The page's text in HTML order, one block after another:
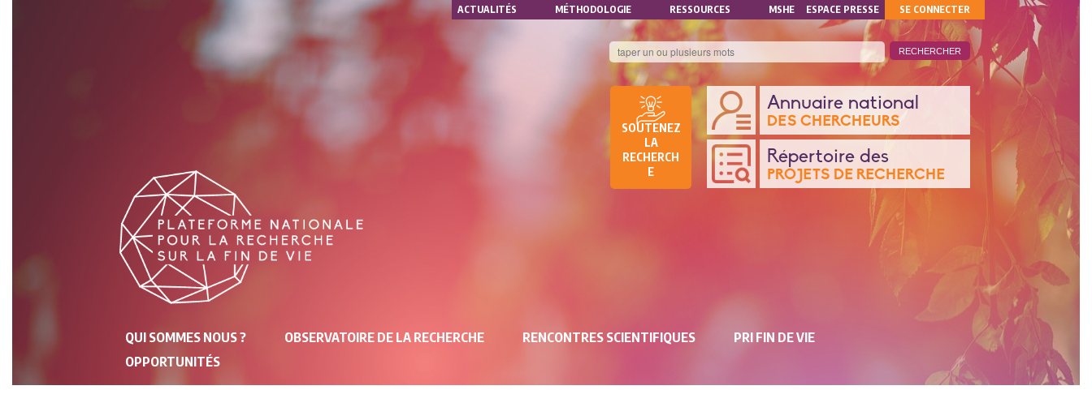
Aller
BANQUE
DE
DONNÉES
DE
RECHERCHE
Annuaire national
DES CHERCHEURS
Répertoire des
PROJETS DE RECHERCHE
SOUTENEZ
LA
RECHERCH
E
NAVIGATION
PRINCIPALE
QUI SOMMES NOUS ? OBSERVATOIRE DE LA RECHERCHE RENCONTRES SCIENTIFIQUES
PRI FIN DE VIE
OPPORTUNITÉS
NAVIGATION
SECONDAIRE
ACTUALITÉS MÉTHODOLOGIE RESSOURCES MSHE ESPACE PRESSE
MON
COMPTE
SE CONNECTER